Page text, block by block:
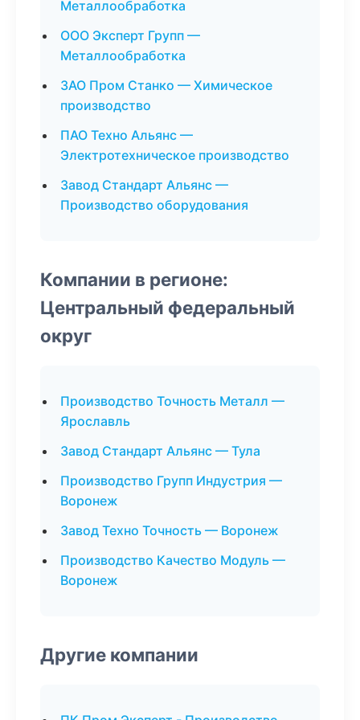
Металлообработка
ООО Эксперт Групп —
Металлообработка
ЗАО Пром Станко — Химическое
производство
ПАО Техно Альянс —
Электротехническое производство
Завод Стандарт Альянс —
Производство оборудования
Компании в регионе:
Центральный федеральный
округ
Производство Точность Металл —
Ярославль
Завод Стандарт Альянс — Тула
Производство Групп Индустрия —
Воронеж
Завод Техно Точность — Воронеж
Производство Качество Модуль —
Воронеж
Другие компании